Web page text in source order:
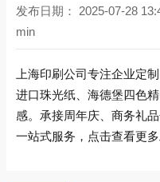
发布日期： 2025-07-28
min
上海印刷公司专注企业定
进口珠光纸、海德堡四色
感。承接周年庆、商务礼
一站式服务，点击查看更